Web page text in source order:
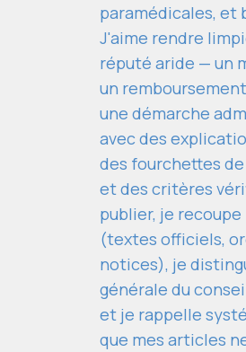
paramédicales, et
J'aime rendre
réputé aride — un
un
une démarche
avec des
des fourchettes
et des critères
publier, je recoupe
(textes officiels,
notices), je
générale du
et je rappelle
que mes articles